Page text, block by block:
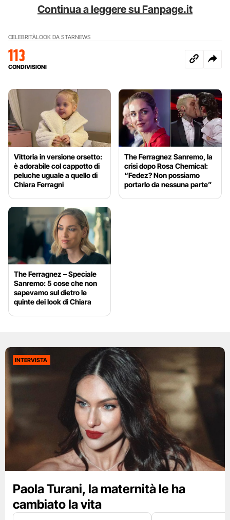
Continua a leggere su Fanpage.it
CELEBRITÀLOOK DA STARNEWS
113
CONDIVISIONI
Vittoria in versione orsetto:
è adorabile col cappotto di
peluche uguale a quello di
Chiara Ferragni
The Ferragnez Sanremo, la
crisi dopo Rosa Chemical:
“Fedez? Non possiamo
portarlo da nessuna parte”
The Ferragnez – Speciale
Sanremo: 5 cose che non
sapevamo sul dietro le
quinte dei look di Chiara
INTERVISTA
Paola Turani, la maternità le ha
cambiato la vita